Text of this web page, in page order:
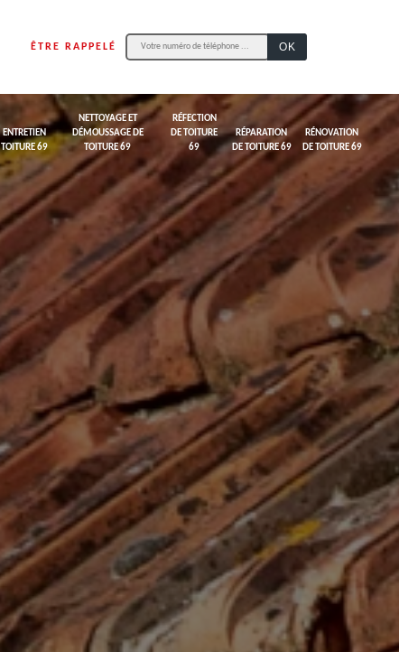
ÊTRE RAPPELÉ
ENTRETIEN
TOITURE 69
NETTOYAGE ET
DÉMOUSSAGE DE
TOITURE 69
RÉFECTION
DE TOITURE
69
RÉPARATION
DE TOITURE 69
RÉNOVATION
DE TOITURE 69